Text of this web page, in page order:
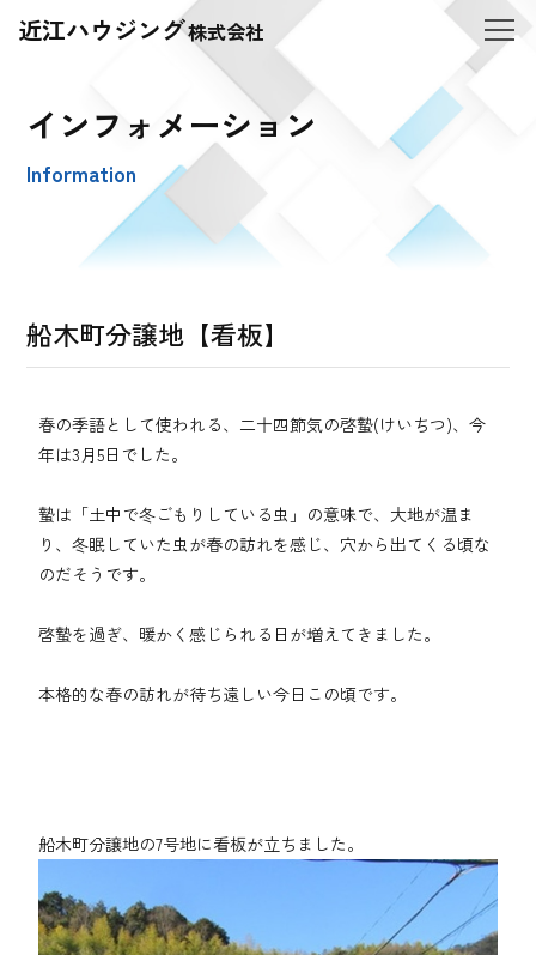
近江ハウジング株式会社
インフォメーション
Information
船木町分譲地【看板】
春の季語として使われる、二十四節気の啓蟄(けいちつ)、今
年は3月5日でした。
蟄は「土中で冬ごもりしている虫」の意味で、大地が温ま
り、冬眠していた虫が春の訪れを感じ、穴から出てくる頃な
のだそうです。
啓蟄を過ぎ、暖かく感じられる日が増えてきました。
本格的な春の訪れが待ち遠しい今日この頃です。
船木町分譲地の7号地に看板が立ちました。